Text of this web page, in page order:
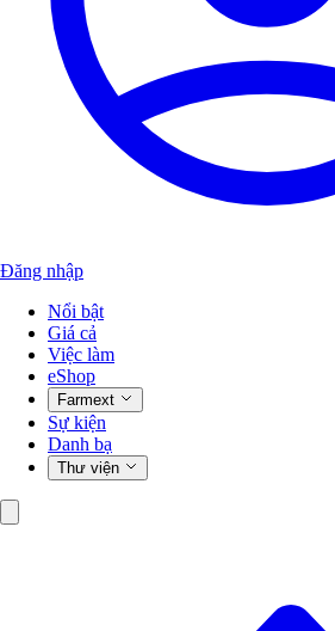
Đăng nhập
Nổi bật
Giá cả
Việc làm
eShop
Farmext
Sự kiện
Danh bạ
Thư viện